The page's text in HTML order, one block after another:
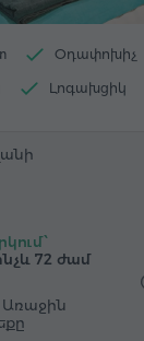
Օդափոխիչ
Լոգախցիկ
Հողաթափեր
72 ժամ